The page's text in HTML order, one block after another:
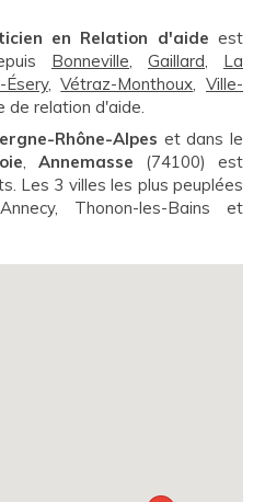
en Relation d'aide est
Bonneville, Gaillard, La
Ésery,Vétraz-Monthoux,Ville-
de relation d'aide.
Rhône-Alpes et dans le
, Annemasse (74100) est
Les 3 villes les plus peuplées
Thonon-les-Bains et